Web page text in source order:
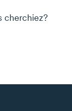
cherchiez?